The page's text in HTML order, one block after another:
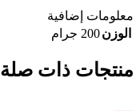
معلومات إضافية
الوزن200 جرام
منتجات ذات صلة